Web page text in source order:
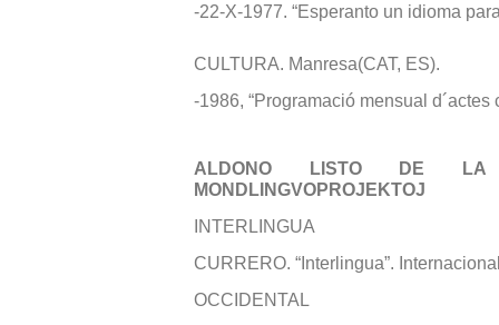
-22-X-1977. “Esperanto un idioma
CULTURA. Manresa(CAT, ES).
-1986, “Programació mensual d´actes
ALDONO LISTO DE LA
MONDLINGVOPROJEKTOJ
INTERLINGUA
CURRERO. “Interlingua”.
OCCIDENTAL